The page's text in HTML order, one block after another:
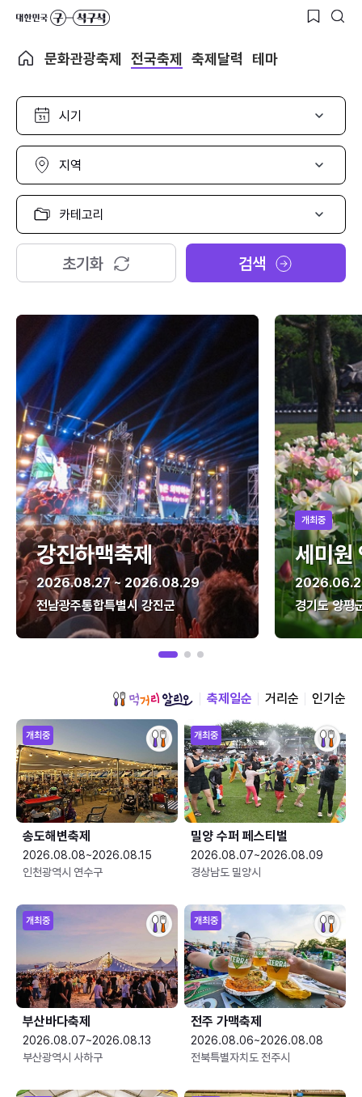
문화관광축제 전국축제 축제달력 테마
시
선
택
지
선
택
카
고
리
택
초기화 검색
강진하맥축제
2026.08.27 ~ 2026.08.29
전남광주통합특별시 강진군
개최중
세미원
경기도 양평
축제일순 거리순 인기순
개최중
송도해변축제
2026.08.08~2026.08.15
인천광역시 연수구
개최중
밀양 수퍼 페스티벌
2026.08.07~2026.08.09
경상남도 밀양시
개최중
부산바다축제
2026.08.07~2026.08.13
부산광역시 사하구
개최중
전주 가맥축제
2026.08.06~2026.08.08
전북특별자치도 전주시